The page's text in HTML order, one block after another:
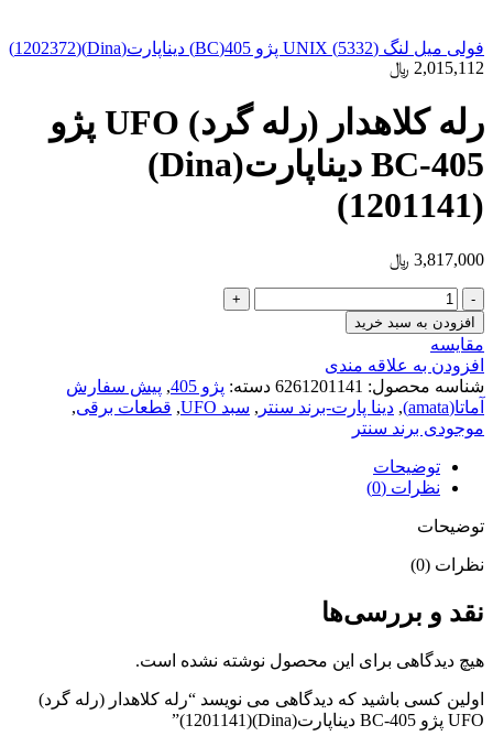
فولی میل لنگ (5332) UNIX پژو 405(BC) دیناپارت(Dina)(1202372)
2,015,112 ﷼
رله کلاهدار (رله گرد) UFO پژو
405-BC دیناپارت(Dina)
(1201141)
3,817,000 ﷼
رله
کلاهدار
(رله
گرد)
UFO
پژو
405-
BC
(1201141)
عدد
افزودن به سبد خرید
مقایسه
افزودن به علاقه مندی
شناسه محصول: 6261201141 دسته: پژو 405 , پیش سفارش
آماتا(amata)
, دینا پارت-برند سنتر , سبد UFO , قطعات برقی,
موجودی برند سنتر
توضیحات
نظرات (0)
توضیحات
نظرات (0)
نقد و بررسی‌ها
هیچ دیدگاهی برای این محصول نوشته نشده است.
اولین کسی باشید که دیدگاهی می نویسد “رله کلاهدار (رله گرد)
UFO پژو 405-BC دیناپارت(Dina)(1201141)”